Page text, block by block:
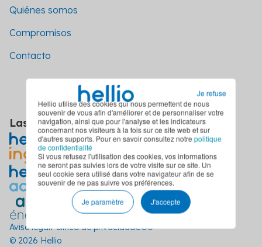
Hellio utilise des cookies qui nous permettent de nous
souvenir de vous afin d'améliorer et de personnaliser votre
navigation, ainsi que pour l'analyse et les indicateurs
concernant nos visiteurs à la fois sur ce site web et sur
d'autres supports. Pour en savoir consultez notre politique
de confidentialité
Si vous refusez l'utilisation des cookies, vos informations
ne seront pas suivies lors de votre visite sur ce site. Un
seul cookie sera utilisé dans votre navigateur afin de se
souvenir de ne pas suivre vos préférences.
Je paramètre
J'accepte
Je refuse
Quiénes somos
Compromisos
Contacto
Las filiales del grupo Hellio
Aviso legalPolítica de privacidadCGU
© 2026 Hellio